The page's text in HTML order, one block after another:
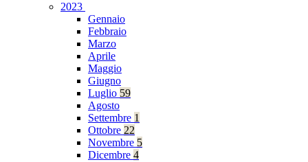
2023
Gennaio
Febbraio
Marzo
Aprile
Maggio
Giugno
Luglio 59
Agosto
Settembre 1
Ottobre 22
Novembre 5
Dicembre 4